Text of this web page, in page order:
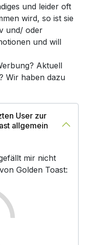
und leider oft
wird, so ist sie
und/ oder
und will
Aktuell
Wir haben dazu
User zur
allgemein
mir nicht
Golden Toast: